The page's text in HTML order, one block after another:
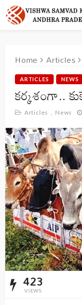
Home Articles
ARTICLES NEWS
కర్కశంగా..
Articles News
423
VIEWS